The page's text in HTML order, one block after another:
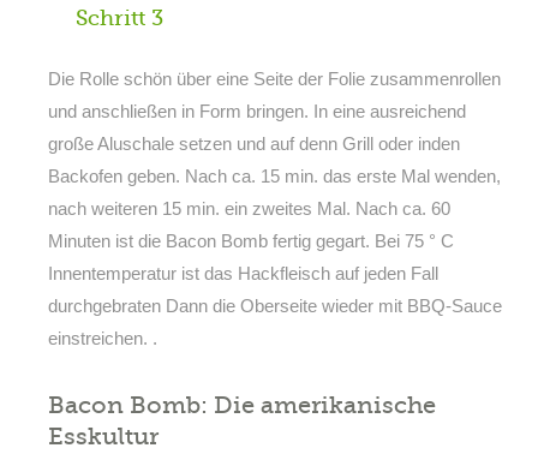
Schritt 3
Die Rolle schön über eine Seite der Folie zusammenrollen
und anschließen in Form bringen. In eine ausreichend
große Aluschale setzen und auf denn Grill oder inden
Backofen geben. Nach ca. 15 min. das erste Mal wenden,
nach weiteren 15 min. ein zweites Mal. Nach ca. 60
Minuten ist die Bacon Bomb fertig gegart. Bei 75 ° C
Innentemperatur ist das Hackfleisch auf jeden Fall
durchgebraten Dann die Oberseite wieder mit BBQ-Sauce
einstreichen. .
Bacon Bomb: Die amerikanische
Esskultur